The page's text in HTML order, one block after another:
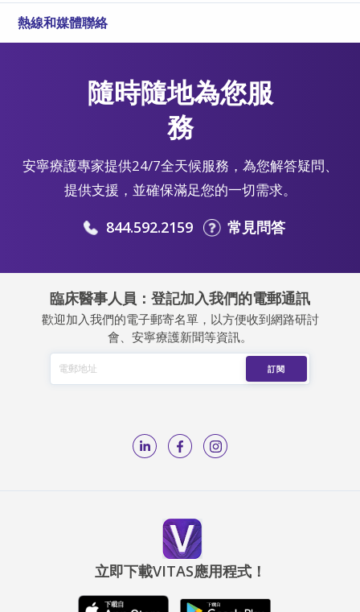
熱線和媒體聯絡
隨時隨地為您服
務
安寧療護專家提供24/7全天候服務，為您解答疑問、
提供支援，並確保滿足您的一切需求。
844.592.2159 常見問答
臨床醫事人員：登記加入我們的電郵通訊
歡迎加入我們的電子郵寄名單，以方便收到網路研討
會、安寧療護新聞等資訊。
立即下載VITAS應用程式！